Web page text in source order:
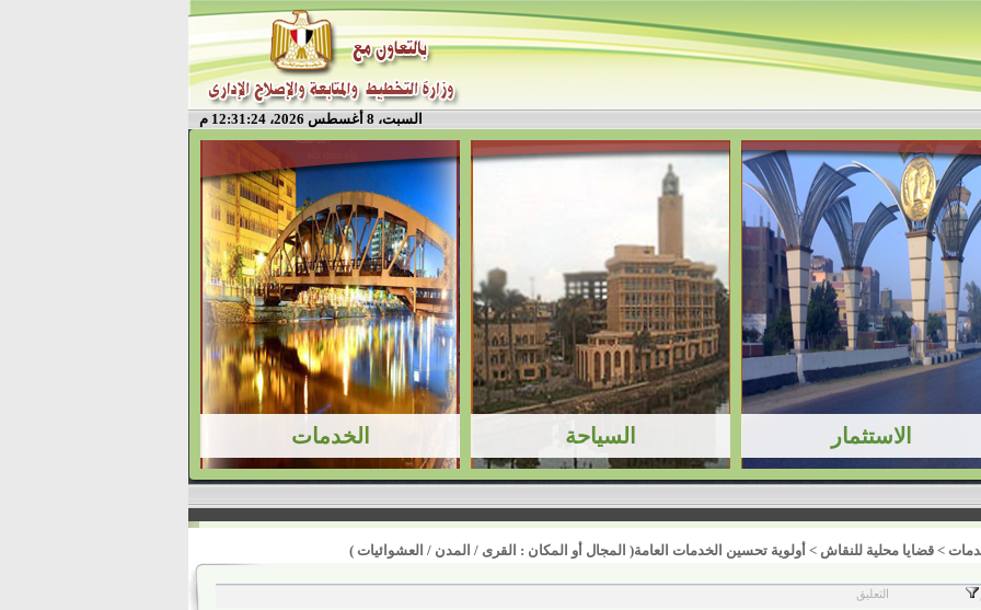
السبت، 8 أغسطس 2026، 12:31:25 م
> قضايا محلية للنقاش > أولوية تحسين الخدمات العامة( المجال أو المكان : القرى / المدن / العشوائيات )
التعليق